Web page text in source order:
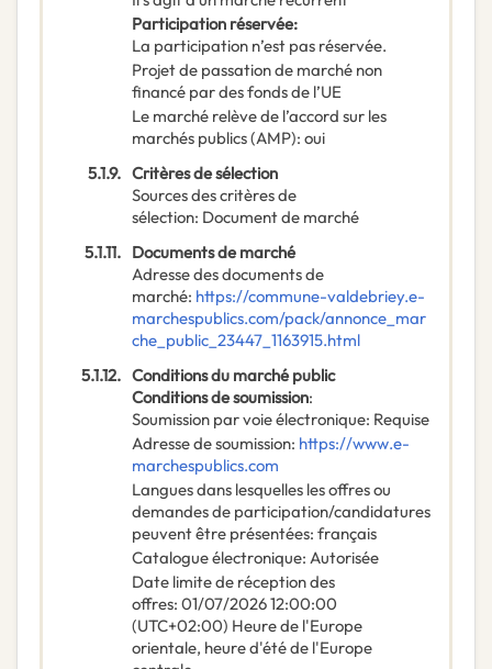
Participation réservée:
La participation n’est pas réservée.
Projet de passation de marché non
financé par des fonds de l’UE
Le marché relève de l’accord sur les
marchés publics (AMP): oui
5.1.9. Critères de sélection
Sources des critères de
sélection: Document de marché
5.1.11. Documents de marché
Adresse des documents de
marché: https://commune-valdebriey.e-
marchespublics.com/pack/annonce_mar
che_public_23447_1163915.html
5.1.12. Conditions du marché public
Conditions de soumission:
Soumission par voie électronique: Requise
Adresse de soumission: https://www.e-
marchespublics.com
Langues dans lesquelles les offres ou
demandes de participation/candidatures
peuvent être présentées: français
Catalogue électronique: Autorisée
Date limite de réception des
offres: 01/07/202612:00:00
(UTC+02:00) Heure de l'Europe
orientale, heure d'été de l'Europe